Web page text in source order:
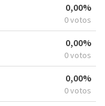
0,00%
0 votos
0,00%
0 votos
0,00%
0 votos